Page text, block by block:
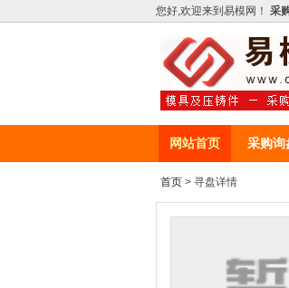
您好,欢迎来到易模网！ 采
网站首页 采购询
首页 > 寻盘详情